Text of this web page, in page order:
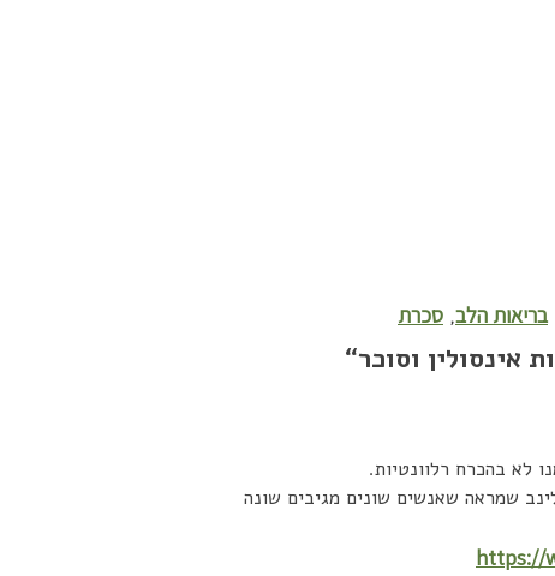
בריאות הלב, סכרת
אינסולין וסוכר“
לא בהכרח רלוונטיות.
שמראה שאנשים שונים מגיבים שונה
https://